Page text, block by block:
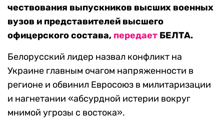
чествования выпускников высших военных
вузов и представителей высшего
офицерского состава, передает БЕЛТА.
Белорусский лидер назвал конфликт на
Украине главным очагом напряженности в
регионе и обвинил Евросоюз в милитаризации
и нагнетании «абсурдной истерии вокруг
мнимой угрозы с востока».